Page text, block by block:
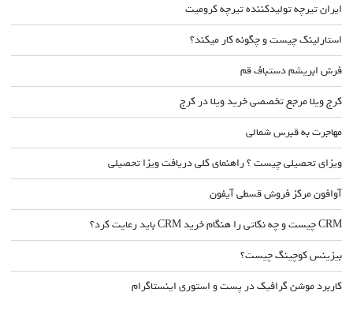
ایران تیرچه تولیدکننده تیرچه کرومیت
استارلینک چیست و چگونه کار میکند؟
فرش ابریشم دستباف قم
کرج ویلا مرجع تخصصی خرید ویلا در کرج
مهاجرت به قبرس شمالی
ویزای تحصیلی چیست ؟ راهنمای کلی دریافت ویزا تحصیلی
آوافون مرکز فروش قسطی آیفون
CRM چیست و چه نکاتی را هنگام خرید CRM باید رعایت کرد؟
بیزینس کوچینگ چیست؟
کاربرد موشن گرافیک در پست و استوری اینستاگرام